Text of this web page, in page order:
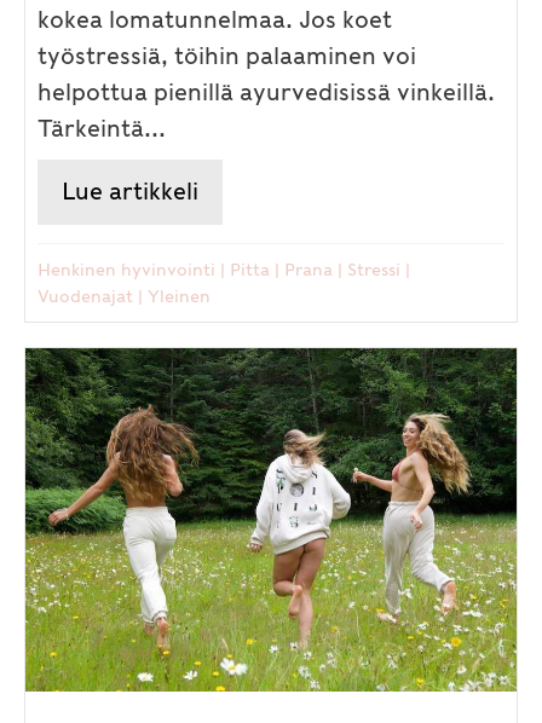
kokea lomatunnelmaa. Jos koet
työstressiä, töihin palaaminen voi
helpottua pienillä ayurvedisissä vinkeillä.
Tärkeintä...
Lue artikkeli
Henkinen hyvinvointi | Pitta | Prana | Stressi |
Vuodenajat | Yleinen